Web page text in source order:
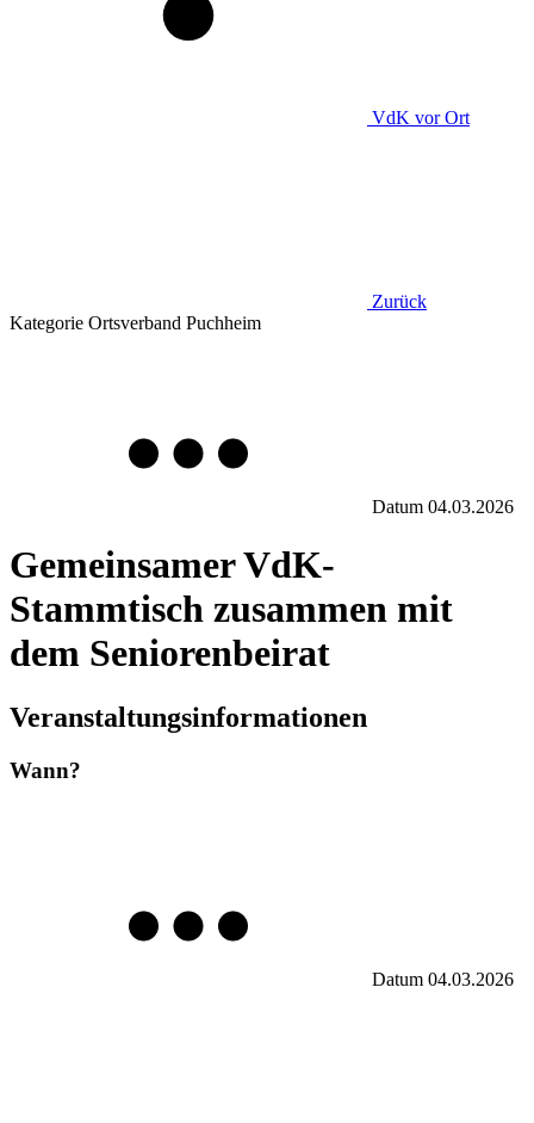
VdK vor Ort
Zurück
Kategorie Ortsverband Puchheim
Datum 04.03.2026
Gemeinsamer VdK-
Stammtisch zusammen mit
dem Seniorenbeirat
Veranstaltungsinformationen
Wann?
Datum 04.03.2026